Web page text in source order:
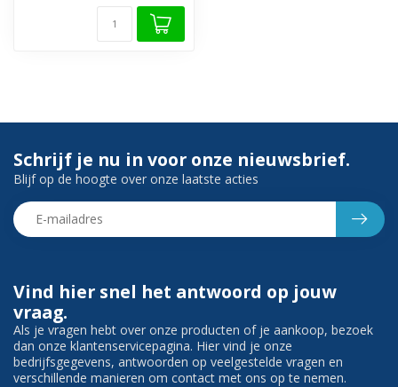
Vind hier snel het antwoord op jouw
vraag.
Als je vragen hebt over onze producten of je aankoop, bezoek
dan onze klantenservicepagina. Hier vind je onze
bedrijfsgegevens, antwoorden op veelgestelde vragen en
verschillende manieren om contact met ons op te nemen.
Schrijf je nu in voor onze nieuwsbrief.
Blijf op de hoogte over onze laatste acties